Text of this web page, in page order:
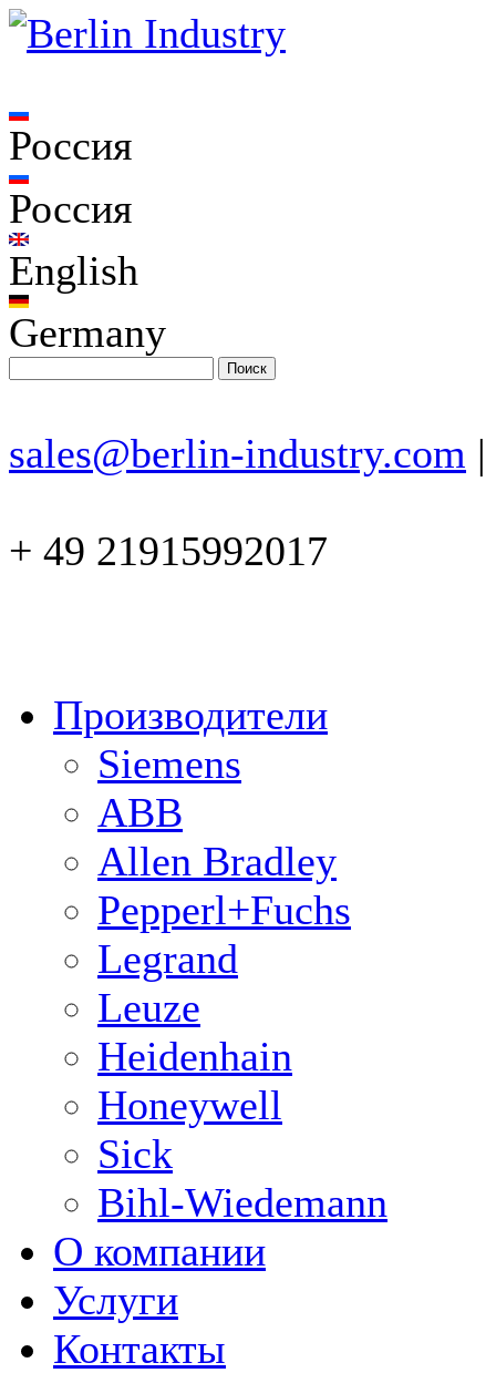
Россия
Россия
English
Germany
sales@berlin-industry.com |
+ 49 21915992017
Производители
Siemens
ABB
Allen Bradley
Pepperl+Fuchs
Legrand
Leuze
Heidenhain
Honeywell
Sick
Bihl-Wiedemann
О компании
Услуги
Контакты